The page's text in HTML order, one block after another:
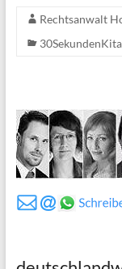
Rechtsanwalt